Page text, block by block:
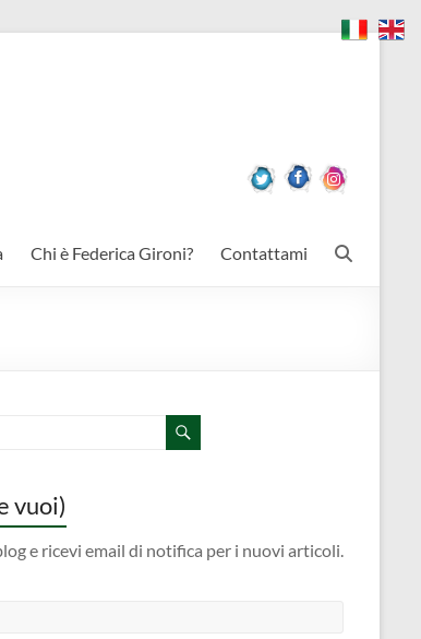
Chi è Federica Gironi? Contattami
vuoi)
e ricevi email di notifica per i nuovi articoli.